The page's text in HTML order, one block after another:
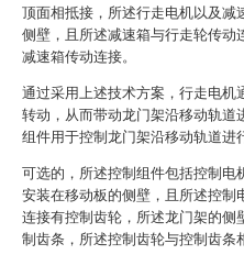
顶面相抵接，所述行走电机以及减
侧壁，且所述减速箱与行走轮传动
减速箱传动连接。
通过采用上述技术方案，行走电机
转动，从而带动龙门架沿移动轨道
组件用于控制龙门架沿移动轨道进
可选的，所述控制组件包括控制电
安装在移动板的侧壁，且所述控制
连接有控制齿轮，所述龙门架的侧
制齿条，所述控制齿轮与控制齿条